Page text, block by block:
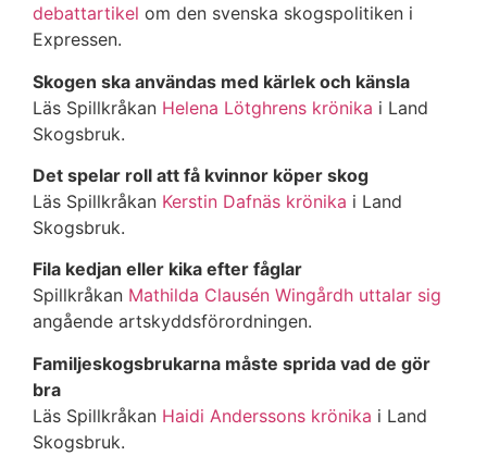
debattartikel om den svenska skogspolitiken i
Expressen.
Skogen ska användas med kärlek och känsla
Läs Spillkråkan Helena Lötghrens krönika i Land
Skogsbruk.
Det spelar roll att få kvinnor köper skog
Läs Spillkråkan Kerstin Dafnäs krönika i Land
Skogsbruk.
Fila kedjan eller kika efter fåglar
Spillkråkan Mathilda Clausén Wingårdh uttalar sig
angående artskyddsförordningen.
Familjeskogsbrukarna måste sprida vad de gör
bra
Läs Spillkråkan Haidi Anderssons krönika i Land
Skogsbruk.